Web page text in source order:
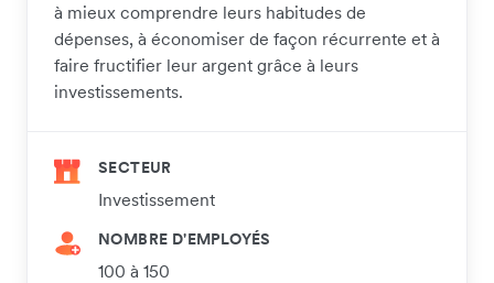
à mieux comprendre leurs habitudes de
dépenses, à économiser de façon récurrente et à
faire fructifier leur argent grâce à leurs
investissements.
SECTEUR
Investissement
NOMBRE D'EMPLOYÉS
100 à 150